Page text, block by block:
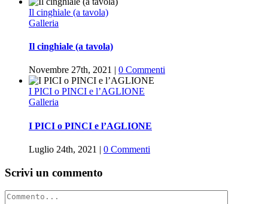
Il cinghiale (a tavola)
Galleria
Il cinghiale (a tavola)
Novembre 27th, 2021 | 0 Commenti
I PICI o PINCI e l’AGLIONE
Galleria
I PICI o PINCI e l’AGLIONE
Luglio 24th, 2021 | 0 Commenti
Scrivi un commento
Commento